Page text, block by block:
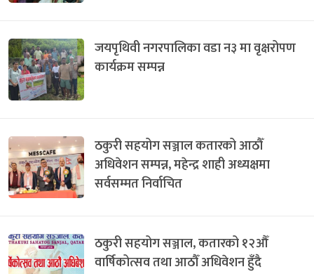
जयपृथिवी नगरपालिका वडा न३ मा वृक्षरोपण
कार्यक्रम सम्पन्न
ठकुरी सहयोग सञ्जाल कतारको आठौँ
अधिवेशन सम्पन्न, महेन्द्र शाही अध्यक्षमा
सर्वसम्मत निर्वाचित
ठकुरी सहयोग सञ्जाल, कतारको १२औँ
वार्षिकोत्सव तथा आठौँ अधिवेशन हुँदै